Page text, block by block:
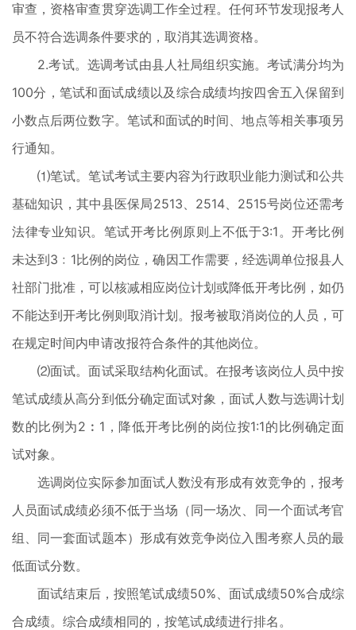
审查，资格审查贯穿选调工作全过程。任何环节发现报考人
员不符合选调条件要求的，取消其选调资格。
2.考试。选调考试由县人社局组织实施。考试满分均为
100分，笔试和面试成绩以及综合成绩均按四舍五入保留到
小数点后两位数字。笔试和面试的时间、地点等相关事项另
行通知。
⑴笔试。笔试考试主要内容为行政职业能力测试和公共
基础知识，其中县医保局2513、2514、2515号岗位还需考
法律专业知识。笔试开考比例原则上不低于3:1。开考比例
未达到3﹕1比例的岗位，确因工作需要，经选调单位报县人
社部门批准，可以核减相应岗位计划或降低开考比例，如仍
不能达到开考比例则取消计划。报考被取消岗位的人员，可
在规定时间内申请改报符合条件的其他岗位。
⑵面试。面试采取结构化面试。在报考该岗位人员中按
笔试成绩从高分到低分确定面试对象，面试人数与选调计划
数的比例为2︰1，降低开考比例的岗位按1:1的比例确定面
试对象。
选调岗位实际参加面试人数没有形成有效竞争的，报考
人员面试成绩必须不低于当场（同一场次、同一个面试考官
组、同一套面试题本）形成有效竞争岗位入围考察人员的最
低面试分数。
面试结束后，按照笔试成绩50%、面试成绩50%合成综
合成绩。综合成绩相同的，按笔试成绩进行排名。